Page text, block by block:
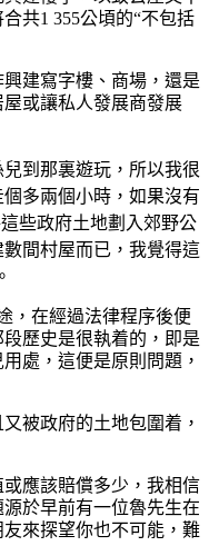
共1 355公頃的“不包括
建寫字樓、商場，還是
或讓私人發展商發展
到那裏遊玩，所以我很
多兩個小時，如果沒有
些政府土地劃入郊野公
間村屋而已，我覺得這
，在經過法律程序後便
歷史是很執着的，即是
處，這便是原則問題，
被政府的土地包圍着，
應該賠償多少，我相信
於早前有一位魯先生在
來探望你也不可能，難